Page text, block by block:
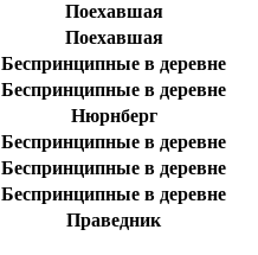
Поехавшая
Поехавшая
Беспринципные в деревне
Беспринципные в деревне
Нюрнберг
Беспринципные в деревне
Беспринципные в деревне
Беспринципные в деревне
Праведник